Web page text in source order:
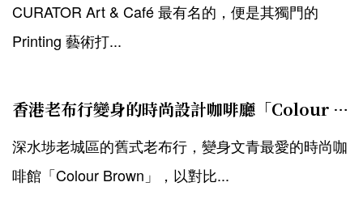
CURATOR Art & Café 最有名的，便是其獨門的
Printing 藝術打...
香港老布行變身的時尚設計咖啡廳「Colour Brown」
深水埗老城區的舊式老布行，變身文青最愛的時尚咖
啡館「Colour Brown」，以對比...